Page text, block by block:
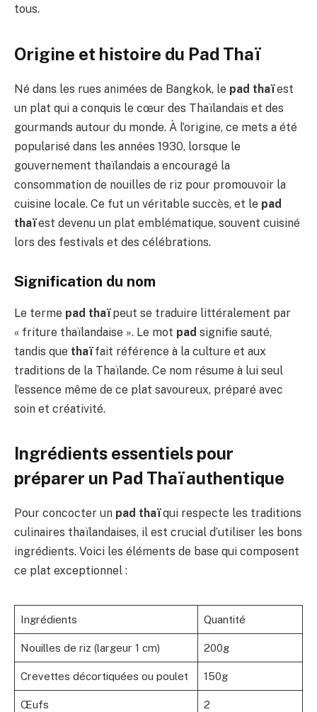
tous.
Origine et histoire du Pad Thaï
Né dans les rues animées de Bangkok, le pad thaïest
un plat qui a conquis le cœur des Thaïlandais et des
gourmands autour du monde. À l’origine, ce mets a été
popularisé dans les années 1930, lorsque le
gouvernement thaïlandais a encouragé la
consommation de nouilles de riz pour promouvoir la
cuisine locale. Ce fut un véritable succès, et le pad
thaïest devenu un plat emblématique, souvent cuisiné
lors des festivals et des célébrations.
Signification du nom
Le terme pad thaïpeut se traduire littéralement par
« friture thaïlandaise ». Le mot pad signifie sauté,
tandis que thaïfait référence à la culture et aux
traditions de la Thaïlande. Ce nom résume à lui seul
l’essence même de ce plat savoureux, préparé avec
soin et créativité.
Ingrédients essentiels pour
préparer un Pad Thaï authentique
Pour concocter un pad thaïqui respecte les traditions
culinaires thaïlandaises, il est crucial d’utiliser les bons
ingrédients. Voici les éléments de base qui composent
ce plat exceptionnel :
Ingrédients Quantité
Nouilles de riz (largeur 1 cm) 200g
Crevettes décortiquées ou poulet 150g
Œufs 2